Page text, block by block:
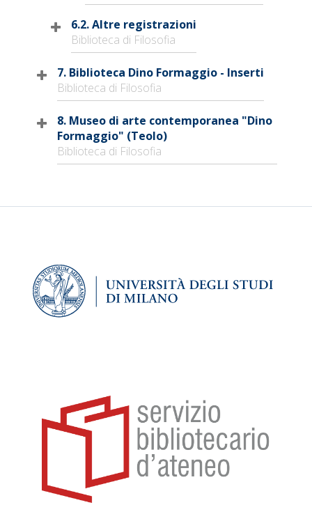
6.2. Altre registrazioni
Biblioteca di Filosofia
7. Biblioteca Dino Formaggio - Inserti
Biblioteca di Filosofia
8. Museo di arte contemporanea "Dino
Formaggio" (Teolo)
Biblioteca di Filosofia